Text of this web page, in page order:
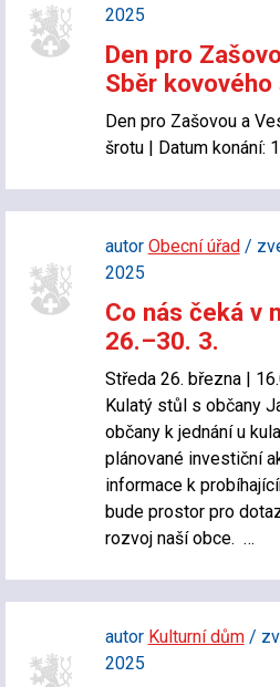
2025
Den pro
Sběr
Den pro Zašovou a
šrotu | Datum konání:
autor Obecní úřad/
2025
Co nás čeká v
26.–30. 3.
Středa 26. března |
Kulatý stůl s občany
občany k jednání u
plánované investiční
informace k
bude prostor pro
rozvoj naší obce. …
autor Kulturní dům/
2025